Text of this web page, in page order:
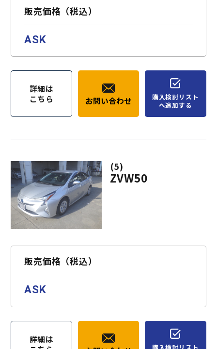
販売価格（税込）
ASK
詳細は
こちら
お問い合わせ
購入検討リスト
へ追加する
(5)
ZVW50
販売価格（税込）
ASK
詳細は